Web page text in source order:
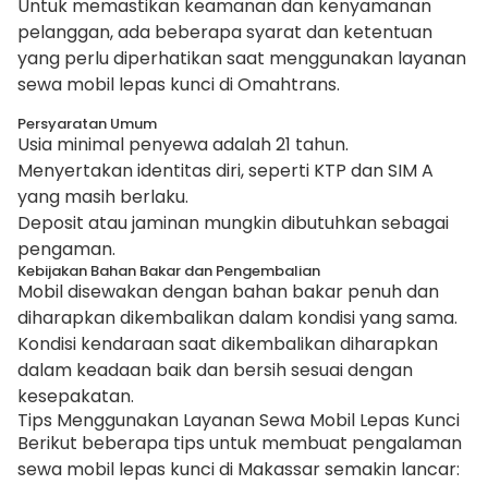
Untuk memastikan keamanan dan kenyamanan
pelanggan, ada beberapa syarat dan ketentuan
yang perlu diperhatikan saat menggunakan layanan
sewa mobil lepas kunci di Omahtrans.
Persyaratan Umum
Usia minimal penyewa adalah 21 tahun.
Menyertakan identitas diri, seperti KTP dan SIM A
yang masih berlaku.
Deposit atau jaminan mungkin dibutuhkan sebagai
pengaman.
Kebijakan Bahan Bakar dan Pengembalian
Mobil disewakan dengan bahan bakar penuh dan
diharapkan dikembalikan dalam kondisi yang sama.
Kondisi kendaraan saat dikembalikan diharapkan
dalam keadaan baik dan bersih sesuai dengan
kesepakatan.
Tips Menggunakan Layanan Sewa Mobil Lepas Kunci
Berikut beberapa tips untuk membuat pengalaman
sewa mobil lepas kunci di Makassar semakin lancar: